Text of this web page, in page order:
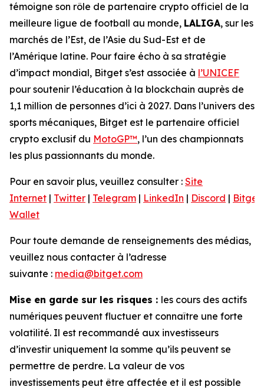
témoigne son rôle de partenaire crypto officiel de la
meilleure ligue de football au monde, LALIGA, sur les
marchés de l’Est, de l’Asie du Sud-Est et de
l’Amérique latine. Pour faire écho à sa stratégie
d’impact mondial, Bitget s’est associée à l’UNICEF
pour soutenir l’éducation à la blockchain auprès de
1,1 million de personnes d’ici à 2027. Dans l’univers des
sports mécaniques, Bitget est le partenaire officiel
crypto exclusif du MotoGP™, l’un des championnats
les plus passionnants du monde.
Pour en savoir plus, veuillez consulter : Site
Internet | Twitter | Telegram | LinkedIn | Discord | Bitget
Wallet
Pour toute demande de renseignements des médias,
veuillez nous contacter à l’adresse
suivante : media@bitget.com
Mise en garde sur les risques : les cours des actifs
numériques peuvent fluctuer et connaître une forte
volatilité. Il est recommandé aux investisseurs
d’investir uniquement la somme qu’ils peuvent se
permettre de perdre. La valeur de vos
investissements peut être affectée et il est possible